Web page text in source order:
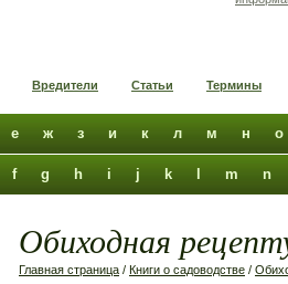
Вредители Статьи Термины
е ж з и к л м н о
f g h i j k m n
Обиходная
Главная страница / Книги о садоводстве /